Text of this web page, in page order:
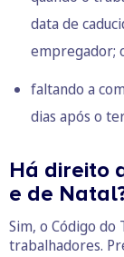
data de
empregador;
faltando a
dias após o
Há direito
e de
Sim, o Código
trabalhadores.